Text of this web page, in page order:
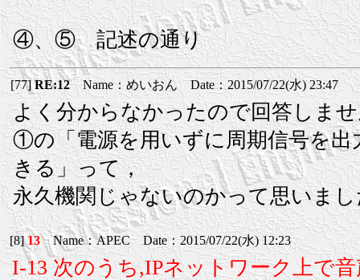
④、⑤ 記述の通り
[77]RE:12Name：めいおん Date：2015/07/22(水) 23:47
よく分からなかったので回答しま
①の「電源を用いずに周期信号を出
きる」って，
永久機関じゃないのかって思いま
[8]13Name：APEC Date：2015/07/22(水) 12:23
I-13 次のうち,IPネットワーク上で